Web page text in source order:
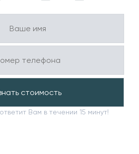
Вам в течении 15 минут!